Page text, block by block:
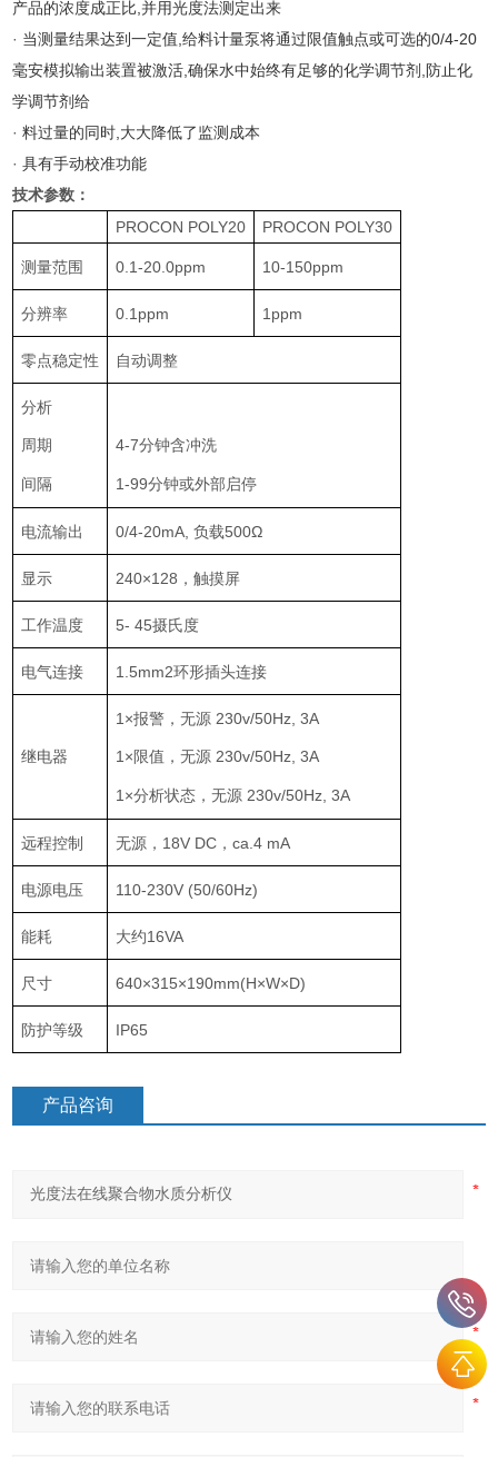
产品的浓度成正比,并用光度法测定出来
· 当测量结果达到一定值,给料计量泵将通过限值触点或可选的0/4-20
毫安模拟输出装置被激活,确保水中始终有足够的化学调节剂,防止化
学调节剂给
·料过量的同时,大大降低了监测成本
·具有手动校准功能
技术参数：
PROCON POLY20
PROCON POLY30
测量范围 0.1-20.0ppm 10-150ppm
分辨率 0.1ppm 1ppm
零点稳定性 自动调整
分析
周期
间隔
4-7分钟含冲洗
1-99分钟或外部启停
电流输出 0/4-20mA, 负载500Ω
显示 240×128，触摸屏
工作温度 5- 45摄氏度
电气连接 1.5mm2环形插头连接
继电器
1×报警，无源 230v/50Hz, 3A
1×限值，无源 230v/50Hz, 3A
1×分析状态，无源 230v/50Hz, 3A
远程控制 无源，18V DC，ca.4 mA
电源电压 110-230V (50/60Hz)
能耗 大约16VA
尺寸 640×315×190mm(H×W×D)
防护等级 IP65
产品咨询